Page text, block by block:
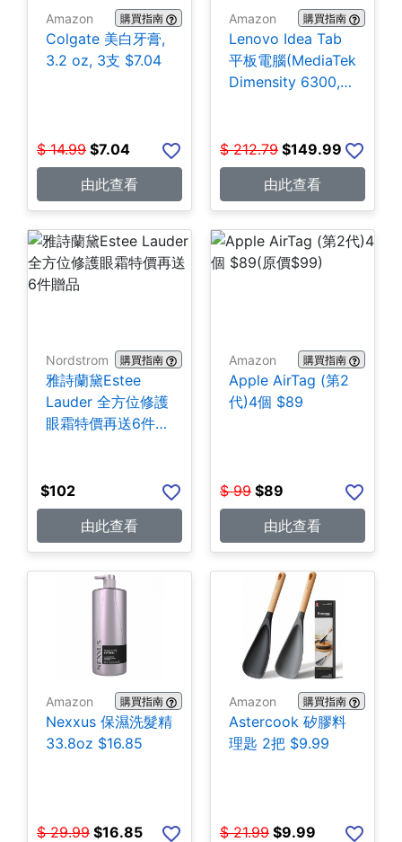
Amazon 購買指南
Colgate 美白牙膏,
3.2 oz, 3支 $7.04
$ 14.99 $7.04
由此查看
Amazon 購買指南
Lenovo Idea Tab
平板電腦(MediaTek
Dimensity 6300,
$ 212.79 $149.99
由此查看
Nordstrom 購買指南
雅詩蘭黛Estee
Lauder 全方位修護
眼霜特價再送6件贈
$102
由此查看
Amazon 購買指南
Apple AirTag (第2
代)4個 $89
$ 99 $89
由此查看
Amazon 購買指南
Nexxus 保濕洗髮精
33.8oz $16.85
$ 29.99 $16.85
Amazon 購買指南
Astercook 矽膠料
理匙 2把 $9.99
$ 21.99 $9.99